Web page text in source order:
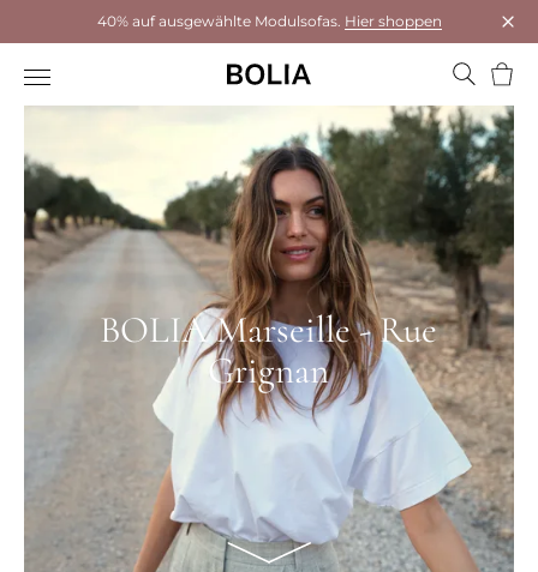
40% auf ausgewählte Modulsofas. Hier shoppen
BOLIA Marseille - Rue
Grignan